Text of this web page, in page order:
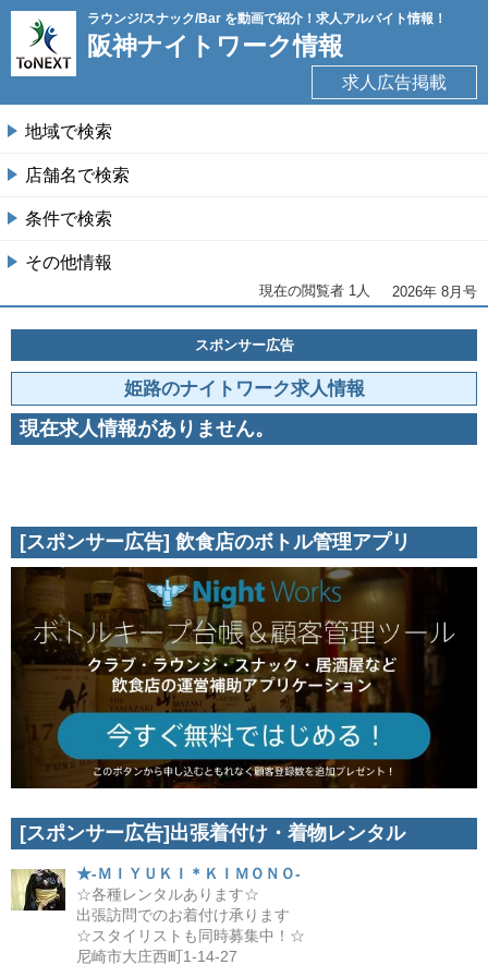
ラウンジ/スナック/Bar を動画で紹介！求人アルバイト情報！
阪神ナイトワーク情報
求人広告掲載
+地域で検索
+店舗名で検索
+条件で検索
その他情報
現在の閲覧者 1人 2026年 8月号
スポンサー広告
姫路のナイトワーク求人情報
現在求人情報がありません。
[スポンサー広告] 飲食店のボトル管理アプリ
[スポンサー広告]出張着付け・着物レンタル
★-ＭＩＹＵＫＩ＊ＫＩＭＯＮＯ-
☆各種レンタルあります☆
出張訪問でのお着付け承ります
☆スタイリストも同時募集中！☆
尼崎市大庄西町1-14-27